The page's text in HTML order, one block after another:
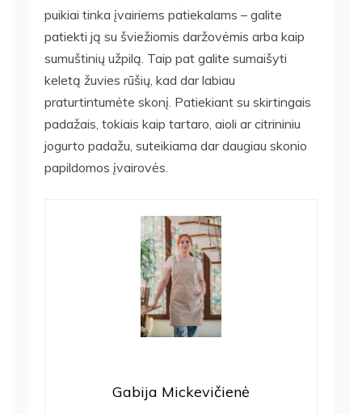
puikiai tinka įvairiems patiekalams – galite
patiekti ją su šviežiomis daržovėmis arba kaip
sumuštinių užpilą. Taip pat galite sumaišyti
keletą žuvies rūšių, kad dar labiau
praturtintumėte skonį. Patiekiant su skirtingais
padažais, tokiais kaip tartaro, aioli ar citrininiu
jogurto padažu, suteikiama dar daugiau skonio
papildomos įvairovės.
Gabija Mickevičienė